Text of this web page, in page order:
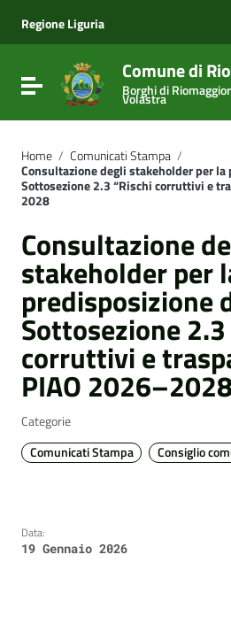
Vai al menu di navigazione
Vai al footer
Regione Liguria
Attiva / disattiva la navigazione
Comune di
Borghi di
Volastra
Home / Comunicati Stampa /
Consultazione degli stakeholder per
Sottosezione 2.3 “Rischi corruttivi e
2028
Consultazione
stakeholder per
predisposizione
Sottosezione
corruttivi e
PIAO 2026–2028
Categorie
Comunicati Stampa
Consiglio
Data:
19 Gennaio 2026